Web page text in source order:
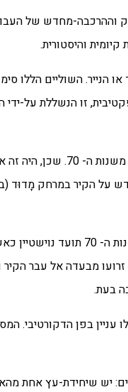
וההרכבה-מחדש של
והיסטורית.
הנייר. השוליים הללו
זו הנשללת על-
לא במקרה אפוא, עיסוקו של נוישטיין
על הקיר במרחק מָדוּד
אך, יחסי נוישטיין והמסגרת לא הסתפקו
מבעדה אל עבר
בעת.
עניין בפן הדקורטיבי.
צורניים: יש שיחידת-עץ